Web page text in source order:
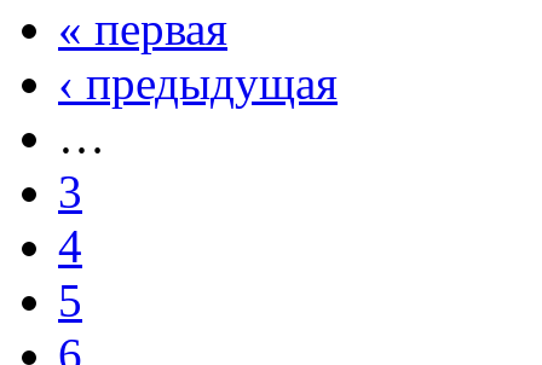
« первая
‹ предыдущая
…
3
4
5
6